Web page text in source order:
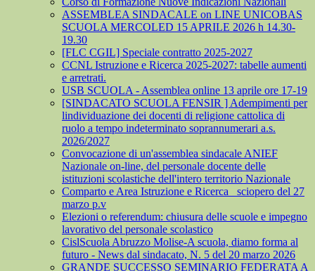
ASSEMBLEA SINDACALE on LINE UNICOBAS
SCUOLA MERCOLED 15 APRILE 2026 h 14.30-
19.30
[FLC CGIL] Speciale contratto 2025-2027
CCNL Istruzione e Ricerca 2025-2027: tabelle aumenti
e arretrati.
USB SCUOLA - Assemblea online 13 aprile ore 17-19
[SINDACATO SCUOLA FENSIR ] Adempimenti per
lindividuazione dei docenti di religione cattolica di
ruolo a tempo indeterminato soprannumerari a.s.
2026/2027
Convocazione di un'assemblea sindacale ANIEF
Nazionale on-line, del personale docente delle
istituzioni scolastiche dell'intero territorio Nazionale
Comparto e Area Istruzione e Ricerca_ sciopero del 27
marzo p.v
Elezioni o referendum: chiusura delle scuole e impegno
lavorativo del personale scolastico
CislScuola Abruzzo Molise-A scuola, diamo forma al
futuro - News dal sindacato, N. 5 del 20 marzo 2026
GRANDE SUCCESSO SEMINARIO FEDERATA A